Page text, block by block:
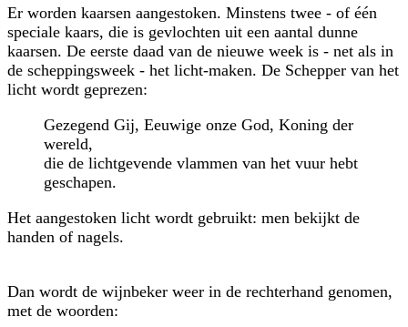
Er worden kaarsen aangestoken. Minstens twee - of één
speciale kaars, die is gevlochten uit een aantal dunne
kaarsen. De eerste daad van de nieuwe week is - net als in
de scheppings­week - het licht-maken. De Schepper van het
licht wordt geprezen:
Gezegend Gij, Eeuwige onze God, Koning der
wereld,
die de lichtgevende vlammen van het vuur hebt
geschapen.
Het aangestoken licht wordt gebruikt: men bekijkt de
handen of nagels.
Dan wordt de wijnbeker weer in de rechterhand genomen,
met de woorden: